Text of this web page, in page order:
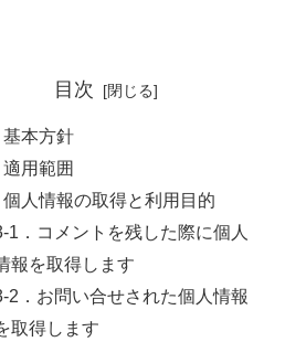
目次
基本方針
適用範囲
人情報の取得と利用目的
1．コメントを残した際に個人
報を取得します
2．お問い合せされた個人情報
取得します